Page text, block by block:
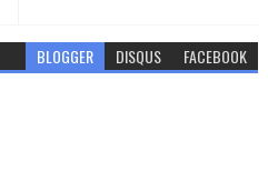
BLOGGER DISQUS FACEBOOK